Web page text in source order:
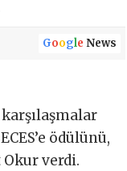
Google News
ödülünü,
verdi.